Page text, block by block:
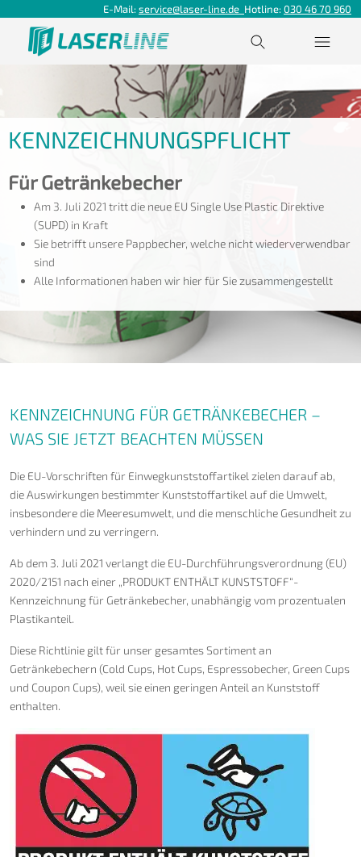
E-Mail: service@laser-line.de Hotline: 030 46 70 960
KENNZEICHNUNGSPFLICHT
Für Getränkebecher
Am 3. Juli 2021 tritt die neue EU Single Use Plastic Direktive
(SUPD) in Kraft
Sie betrifft unsere Pappbecher, welche nicht wiederverwendbar
sind
Alle Informationen haben wir hier für Sie zusammengestellt
KENNZEICHNUNG FÜR GETRÄNKEBECHER –
WAS SIE JETZT BEACHTEN MÜSSEN
Die EU-Vorschriften für Einwegkunststoffartikel zielen darauf ab,
die Auswirkungen bestimmter Kunststoffartikel auf die Umwelt,
insbesondere die Meeresumwelt, und die menschliche Gesundheit zu
verhindern und zu verringern.
Ab dem 3. Juli 2021 verlangt die EU-Durchführungsverordnung (EU)
2020/2151 nach einer „PRODUKT ENTHÄLT KUNSTSTOFF“-
Kennzeichnung für Getränkebecher, unabhängig vom prozentualen
Plastikanteil.
Diese Richtlinie gilt für unser gesamtes Sortiment an
Getränkebechern (Cold Cups, Hot Cups, Espressobecher, Green Cups
und Coupon Cups), weil sie einen geringen Anteil an Kunststoff
enthalten.